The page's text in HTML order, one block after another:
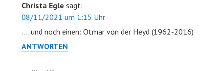
Christa Egle sagt:
08/11/2021 um 1:15 Uhr
…..und noch einen: Otmar von der Heyd (1962-2016)
ANTWORTEN